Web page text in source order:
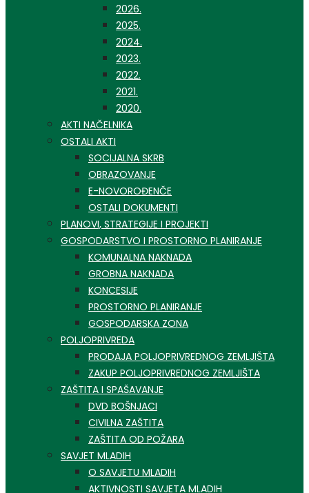
2026.
2025.
2024.
2023.
2022.
2021.
2020.
AKTI NAČELNIKA
OSTALI AKTI
SOCIJALNA SKRB
OBRAZOVANJE
E-NOVOROĐENČE
OSTALI DOKUMENTI
PLANOVI, STRATEGIJE I PROJEKTI
GOSPODARSTVO I PROSTORNO PLANIRANJE
KOMUNALNA NAKNADA
GROBNA NAKNADA
KONCESIJE
PROSTORNO PLANIRANJE
GOSPODARSKA ZONA
POLJOPRIVREDA
PRODAJA POLJOPRIVREDNOG ZEMLJIŠTA
ZAKUP POLJOPRIVREDNOG ZEMLJIŠTA
ZAŠTITA I SPAŠAVANJE
DVD BOŠNJACI
CIVILNA ZAŠTITA
ZAŠTITA OD POŽARA
SAVJET MLADIH
O SAVJETU MLADIH
AKTIVNOSTI SAVJETA MLADIH